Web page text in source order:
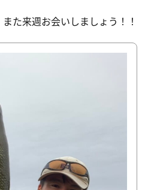
た来週お会いしましょう！！